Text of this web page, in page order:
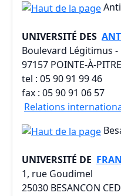
UNIVERSITÉ DES
Boulevard Légitimus -
97157 POINTE-À-
tel : 05 90 91 99 46
fax : 05 90 91 06 57
Relations
UNIVERSITÉ DE
1, rue Goudimel
25030 BESANCON